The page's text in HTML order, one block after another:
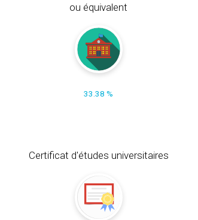
ou équivalent
33.38 %
Certificat d'études universitaires